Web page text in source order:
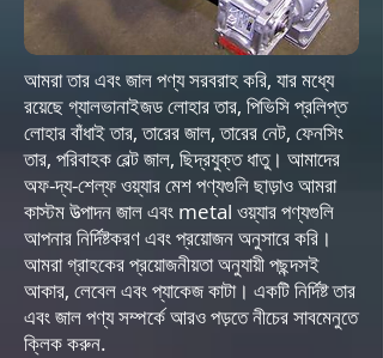
আমরা তার এবং জাল পণ্য সরবরাহ করি, যার মধ্যে
রয়েছে গ্যালভানাইজড লোহার তার, পিভিসি প্রলিপ্ত
লোহার বাঁধাই তার, তারের জাল, তারের নেট, ফেনসিং
তার, পরিবাহক বেল্ট জাল, ছিদ্রযুক্ত ধাতু। আমাদের
অফ-দ্য-শেল্ফ ওয়্যার মেশ পণ্যগুলি ছাড়াও আমরা
কাস্টম উত্পাদন জাল এবং metal ওয়্যার পণ্যগুলি
আপনার নির্দিষ্টকরণ এবং প্রয়োজন অনুসারে করি।
আমরা গ্রাহকের প্রয়োজনীয়তা অনুযায়ী পছন্দসই
আকার, লেবেল এবং প্যাকেজ কাটা। একটি নির্দিষ্ট তার
এবং জাল পণ্য সম্পর্কে আরও পড়তে নীচের সাবমেনুতে
ক্লিক করুন.